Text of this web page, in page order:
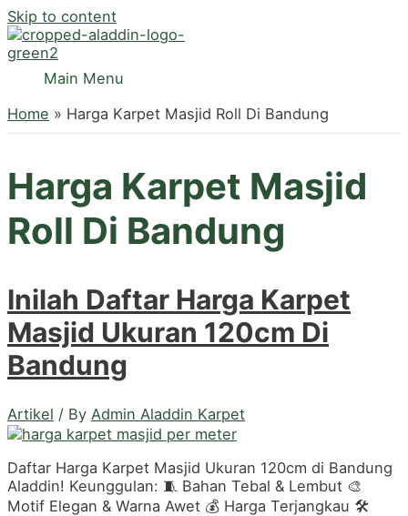
Skip to content
Main Menu
Home
Harga Karpet Masjid Roll Di Bandung
Harga Karpet Masjid
Roll Di Bandung
Inilah Daftar Harga Karpet
Masjid Ukuran 120cm Di
Bandung
Artikel / By Admin Aladdin Karpet
Daftar Harga Karpet Masjid Ukuran 120cm di Bandung
Aladdin! Keunggulan: 🧵 Bahan Tebal & Lembut 🎨
Motif Elegan & Warna Awet 💰 Harga Terjangkau 🛠️